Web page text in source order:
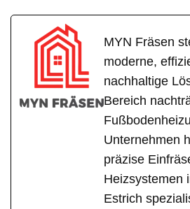
MYN Fräsen
moderne,
nachhaltige
Bereich
Unternehmen
präzise
Heizsystemen
Estrich